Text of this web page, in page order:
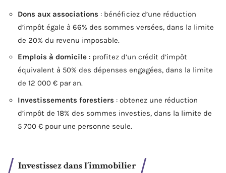
Dons aux associations : bénéficiez d’une réduction
d’impôt égale à 66% des sommes versées, dans la limite
de 20% du revenu imposable.
Emplois à domicile : profitez d’un crédit d’impôt
équivalent à 50% des dépenses engagées, dans la limite
de 12 000 € par an.
Investissements forestiers : obtenez une réduction
d’impôt de 18% des sommes investies, dans la limite de
5 700 € pour une personne seule.
Investissez dans l’immobilier